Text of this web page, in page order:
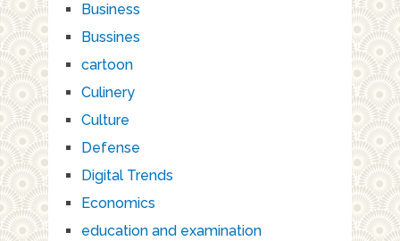
Business
Bussines
cartoon
Culinery
Culture
Defense
Digital Trends
Economics
education and examination